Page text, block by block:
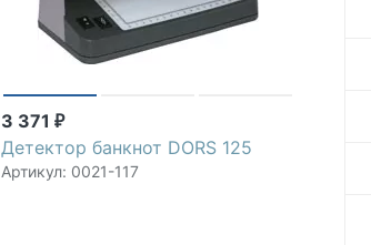
3 371₽
Детектор банкнот DORS 125
Артикул: 0021-117